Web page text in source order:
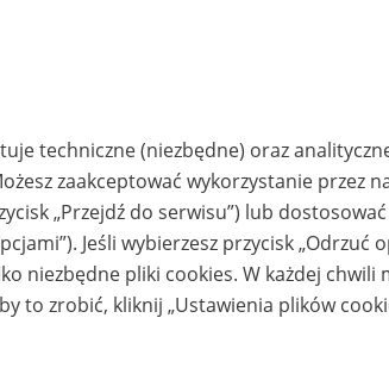
pozycje bazy
Miejsce
przechowywania
dokumentów
Nr zespołu akt w
archiwum
państwowym
Daty
VITAL TRADING Sp. z
o. o. Dast-
archiwum.pl, Toruń,
ul. Mostowa 38/1
techniczne (niezbędne) oraz
zaakceptować wykorzystanie przez
„Przejdź do serwisu”) lub
Jeśli wybierzesz przycisk „Odrzuć
niezbędne pliki cookies. W każdej chwili
to zrobić, kliknij „Ustawienia plików